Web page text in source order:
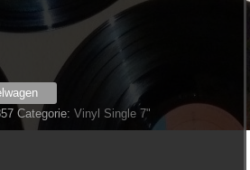
Categorie:Vinyl Single 7"